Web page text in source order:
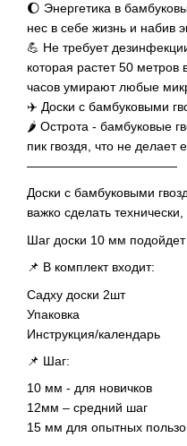
🌔 Энергетика в
нес в себе жизнь и набив
💪 Не требует
которая растет 50
часов умирают любые
✈️ Доски с бамбуковыми
🌶 Острота - бамбуковые
пик гвоздя, что не делает
————————————
Доски с бамбуковыми
важко сделать
Шаг доски 10 мм подойдет
📌 В комплект входит:
Садху доски 2шт
Упаковка
Инструкция/календарь
📌 Шаг:
10 мм - для новичков
12мм – средний шаг
15 мм для опытных